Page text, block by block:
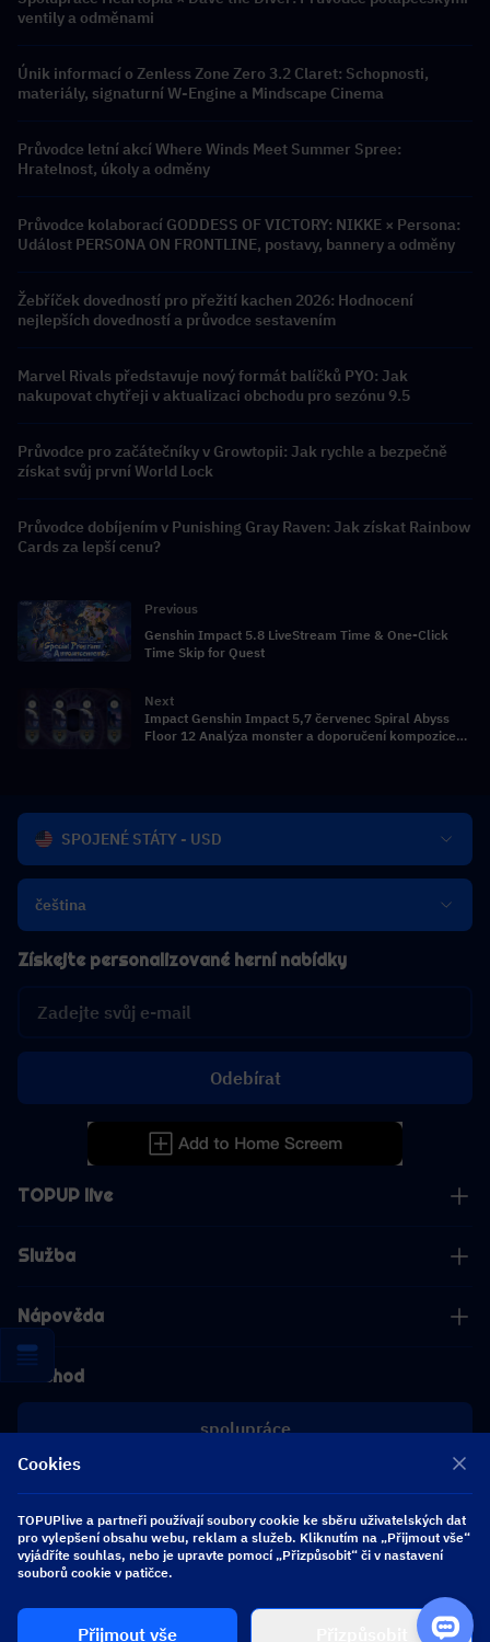
ventily a odměnami
Únik informací o Zenless Zone Zero 3.2 Claret: Schopnosti,
materiály, signaturní W-Engine a Mindscape Cinema
Průvodce letní akcí Where Winds Meet Summer Spree:
Hratelnost, úkoly a odměny
Průvodce kolaborací GODDESS OF VICTORY: NIKKE × Persona:
Událost PERSONA ON FRONTLINE, postavy, bannery a odměny
Žebříček dovedností pro přežití kachen 2026: Hodnocení
nejlepších dovedností a průvodce sestavením
Marvel Rivals představuje nový formát balíčků PYO: Jak
nakupovat chytřeji v aktualizaci obchodu pro sezónu 9.5
Průvodce pro začátečníky v Growtopii: Jak rychle a bezpečně
získat svůj první World Lock
Průvodce dobíjením v Punishing Gray Raven: Jak získat Rainbow
Cards za lepší cenu?
Previous
Genshin Impact 5.8 LiveStream Time & One-Click
Time Skip for Quest
Next
Impact Genshin Impact 5,7 červenec Spiral Abyss
Floor 12 Analýza monster a doporučení kompozice
SPOJENÉ STÁTY - USD
čeština
TOPUP live
Služba
Nápověda
Obchod
spolupráce
[email protected]
Získejte personalizované herní nabídky
Odebírat
Sledujte nás
Cookies
TOPUPlive a partneři používají soubory cookie ke sběru uživatelských dat
pro vylepšení obsahu webu, reklam a služeb. Kliknutím na „Přijmout vše“
vyjádříte souhlas, nebo je upravte pomocí „Přizpůsobit“ či v nastavení
souborů cookie v patičce.
Přijmout vše